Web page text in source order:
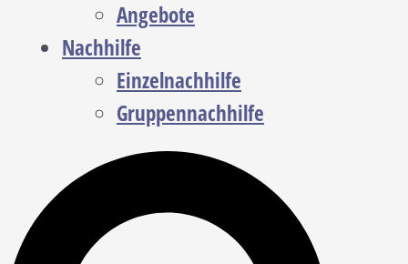
Angebote
Nachhilfe
Einzelnachhilfe
Gruppennachhilfe